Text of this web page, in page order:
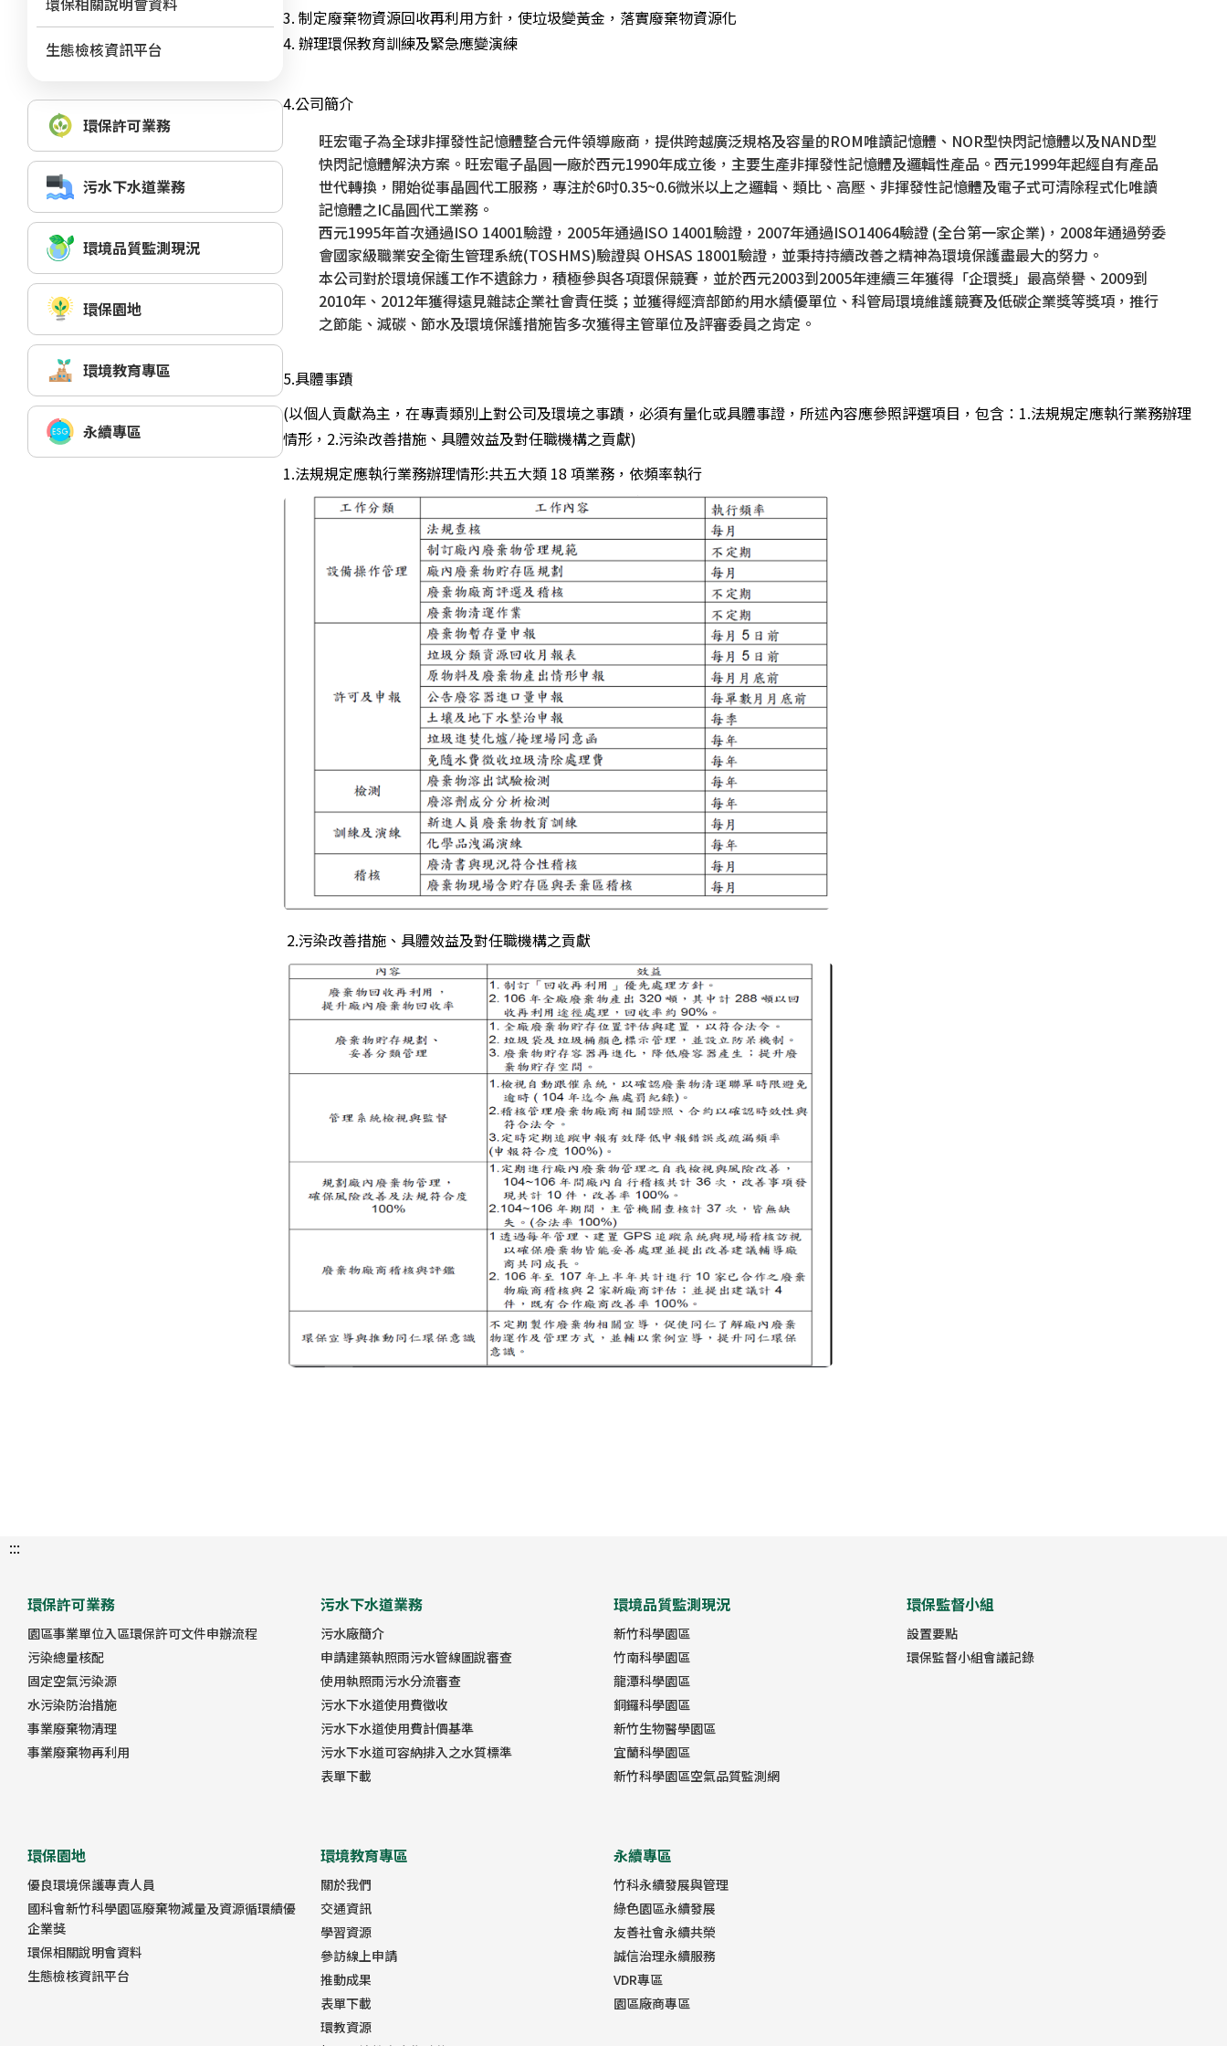
生態檢核資訊平台
環保許可業務
污水下水道業務
環境品質監測現況
環保園地
環境教育專區
永續專區
3. 制定廢棄物資源回收再利用方針，使垃圾變黃金，落實廢棄物資源化
4. 辦理環保教育訓練及緊急應變演練
4.公司簡介
旺宏電子為全球非揮發性記憶體整合元件領導廠商，提供跨越廣泛規格及容量的ROM唯讀記憶體、NOR型快閃記憶體以及NAND型
快閃記憶體解決方案。旺宏電子晶圓一廠於西元1990年成立後，主要生產非揮發性記憶體及邏輯性產品。西元1999年起經自有產品
世代轉換，開始從事晶圓代工服務，專注於6吋0.35~0.6微米以上之邏輯、類比、高壓、非揮發性記憶體及電子式可清除程式化唯讀
記憶體之IC晶圓代工業務。
西元1995年首次通過ISO 14001驗證，2005年通過ISO 14001驗證，2007年通過ISO14064驗證 (全台第一家企業)，2008年通過勞委
會國家級職業安全衛生管理系統(TOSHMS)驗證與 OHSAS 18001驗證，並秉持持續改善之精神為環境保護盡最大的努力。
本公司對於環境保護工作不遺餘力，積極參與各項環保競賽，並於西元2003到2005年連續三年獲得「企環獎」最高榮譽、2009到
2010年、2012年獲得遠見雜誌企業社會責任獎；並獲得經濟部節約用水績優單位、科管局環境維護競賽及低碳企業獎等獎項，推行
之節能、減碳、節水及環境保護措施皆多次獲得主管單位及評審委員之肯定。
5.具體事蹟
(以個人貢獻為主，在專責類別上對公司及環境之事蹟，必須有量化或具體事證，所述內容應參照評選項目，包含：1.法規規定應執行業務辦理
情形，2.污染改善措施、具體效益及對任職機構之貢獻)
1.法規規定應執行業務辦理情形:共五大類 18 項業務，依頻率執行
2.污染改善措施、具體效益及對任職機構之貢獻
:::
環保許可業務
園區事業單位入區環保許可文件申辦流程
污染總量核配
固定空氣污染源
水污染防治措施
事業廢棄物清理
事業廢棄物再利用
污水下水道業務
污水廠簡介
申請建築執照雨污水管線圖說審查
使用執照雨污水分流審查
污水下水道使用費徵收
污水下水道使用費計價基準
污水下水道可容納排入之水質標準
表單下載
環境品質監測現況
新竹科學園區
竹南科學園區
龍潭科學園區
銅鑼科學園區
新竹生物醫學園區
宜蘭科學園區
新竹科學園區空氣品質監測網
環保監督小組
設置要點
環保監督小組會議記錄
環保園地
優良環境保護專責人員
國科會新竹科學園區廢棄物減量及資源循環績優
企業獎
環保相關說明會資料
生態檢核資訊平台
環境教育專區
關於我們
交通資訊
學習資源
參訪線上申請
推動成果
表單下載
環教資源
永續專區
竹科永續發展與管理
綠色園區永續發展
友善社會永續共榮
誠信治理永續服務
VDR專區
園區廠商專區